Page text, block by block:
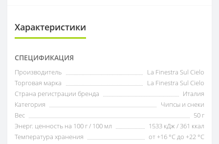
Характеристики
СПЕЦИФИКАЦИЯ
Производитель
La Finestra Sul Cielo
Торговая марка
La Finestra Sul Cielo
Страна регистрации бренда
Италия
Категория
Чипсы и снеки
Вес
50 г
Энерг. ценность на 100 г / 100 мл
1533 кДж / 361 ккал
Температура хранения
от +16 °C до +22 °C